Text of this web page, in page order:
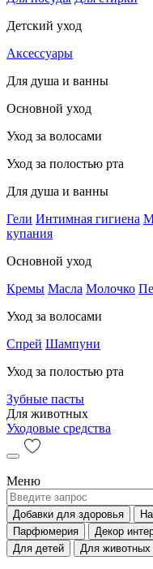
Детский уход
Аксессуары
Для душа и ванны
Основной уход
Уход за волосами
Уход за полостью рта
Для душа и ванны
Гели Интимная гигиена
купания
Основной уход
Кремы Масла Молочко
Уход за волосами
Спрей Шампуни
Уход за полостью рта
Зубные пасты
Для животных
Уходовые средства
Меню
Добавки для здоровья
Парфюмерия
Декор
Для детей
Для животных